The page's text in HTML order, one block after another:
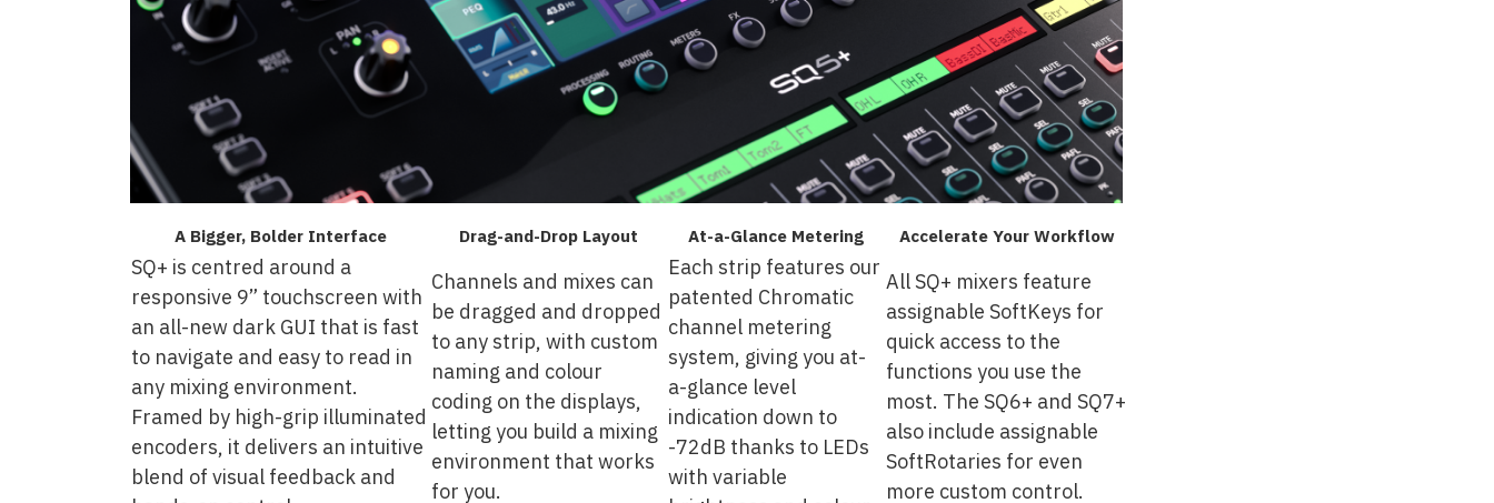
A Bigger, Bolder Interface Drag-and-Drop Layout At-a-Glance Metering Accelerate Your Workflow
SQ+ is centred around a
responsive 9” touchscreen with
an all-new dark GUI that is fast
to navigate and easy to read in
any mixing environment.
Framed by high-grip illuminated
encoders, it delivers an intuitive
blend of visual feedback and
Channels and mixes can
be dragged and dropped
to any strip, with custom
naming and colour
coding on the displays,
letting you build a mixing
environment that works
for you.
Each strip features our
patented Chromatic
channel metering
system, giving you at-
a-glance level
indication down to
-72dB thanks to LEDs
with variable
All SQ+ mixers feature
assignable SoftKeys for
quick access to the
functions you use the
most. The SQ6+ and SQ7+
also include assignable
SoftRotaries for even
more custom control.